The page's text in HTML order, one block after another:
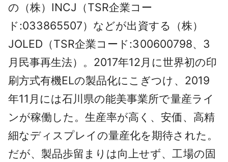
English
の（株）INCJ（TSR企業コー
ド:033865507）などが出資する（株）
JOLED（TSR企業コード:300600798、3
月民事再生法）。2017年12月に世界初の印
刷方式有機ELの製品化にこぎつけ、2019
年11月には石川県の能美事業所で量産ライ
ンが稼働した。生産率が高く、安価、高精
細なディスプレイの量産化を期待された。
だが、製品歩留まりは向上せず、工場の固